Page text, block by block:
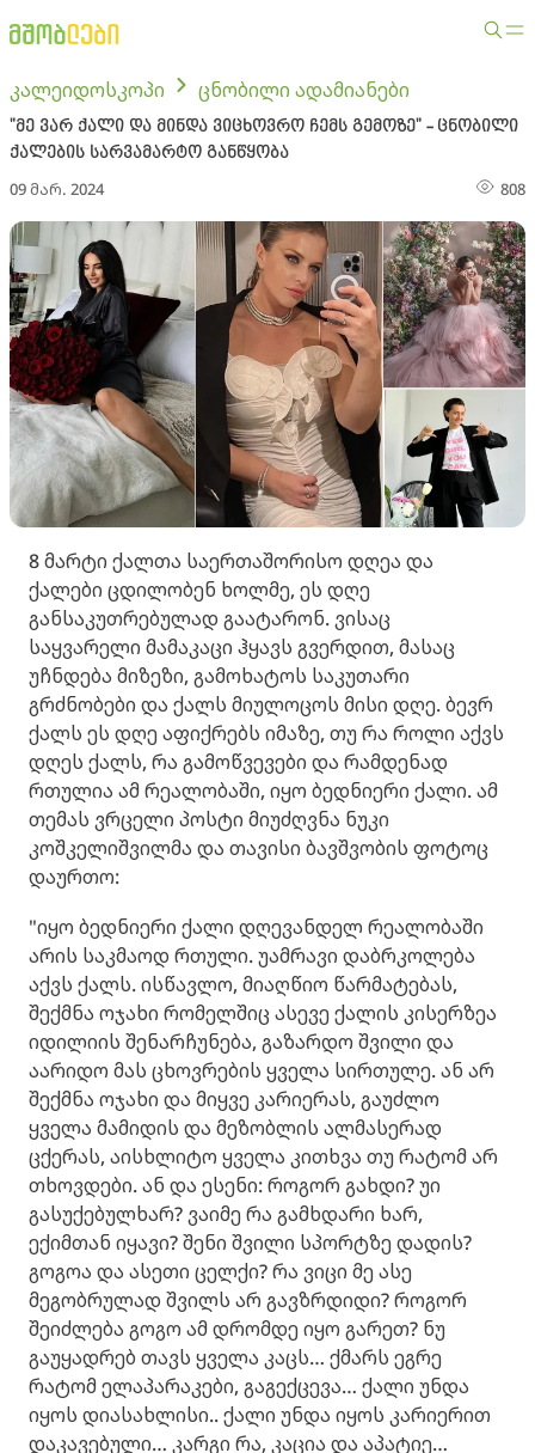
კალეიდოსკოპი ცნობილი ადამიანები
"მე ვარ ქალი და მინდა ვიცხოვრო ჩემს გემოზე" - ცნობილი
ქალების სარვამარტო განწყობა
09 მარ. 2024 808
8 მარტი ქალთა საერთაშორისო დღეა და
ქალები ცდილობენ ხოლმე, ეს დღე
განსაკუთრებულად გაატარონ. ვისაც
საყვარელი მამაკაცი ჰყავს გვერდით, მასაც
უჩნდება მიზეზი, გამოხატოს საკუთარი
გრძნობები და ქალს მიულოცოს მისი დღე. ბევრ
ქალს ეს დღე აფიქრებს იმაზე, თუ რა როლი აქვს
დღეს ქალს, რა გამოწვევები და რამდენად
რთულია ამ რეალობაში, იყო ბედნიერი ქალი. ამ
თემას ვრცელი პოსტი მიუძღვნა ნუკი
კოშკელიშვილმა და თავისი ბავშვობის ფოტოც
დაურთო:
"იყო ბედნიერი ქალი დღევანდელ რეალობაში
არის საკმაოდ რთული. უამრავი დაბრკოლება
აქვს ქალს. ისწავლო, მიაღწიო წარმატებას,
შექმნა ოჯახი რომელშიც ასევე ქალის კისერზეა
იდილიის შენარჩუნება, გაზარდო შვილი და
აარიდო მას ცხოვრების ყველა სირთულე. ან არ
შექმნა ოჯახი და მიყვე კარიერას, გაუძლო
ყველა მამიდის და მეზობლის ალმასერად
ცქერას, აისხლიტო ყველა კითხვა თუ რატომ არ
თხოვდები. ან და ესენი: როგორ გახდი? უი
გასუქებულხარ? ვაიმე რა გამხდარი ხარ,
ექიმთან იყავი? შენი შვილი სპორტზე დადის?
გოგოა და ასეთი ცელქი? რა ვიცი მე ასე
მეგობრულად შვილს არ გავზრდიდი? როგორ
შეიძლება გოგო ამ დრომდე იყო გარეთ? ნუ
გაუყადრებ თავს ყველა კაცს… ქმარს ეგრე
რატომ ელაპარაკები, გაგექცევა… ქალი უნდა
იყოს დიასახლისი.. ქალი უნდა იყოს კარიერით
დაკავებული… კარგი რა, კაცია და აპატიე…